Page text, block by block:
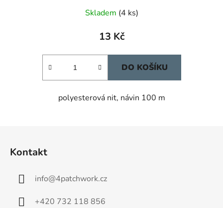
Skladem (4 ks)
13 Kč
DO KOŠÍKU
polyesterová nit, návin 100 m
Kontakt
info@4patchwork.cz
+420 732 118 856